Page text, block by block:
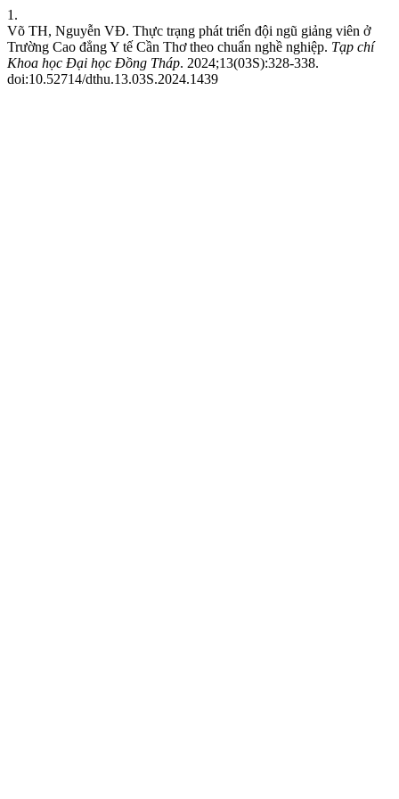
1.
Võ TH, Nguyễn VĐ. Thực trạng phát triển đội ngũ giảng viên ở
Trường Cao đẳng Y tế Cần Thơ theo chuẩn nghề nghiệp. Tạp chí
Khoa học Đại học Đồng Tháp. 2024;13(03S):328-338.
doi:10.52714/dthu.13.03S.2024.1439